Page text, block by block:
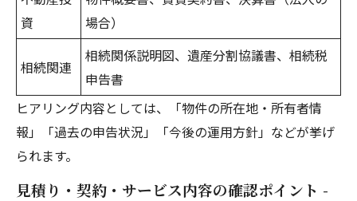
資
場合）
相続関連
相続関係説明図、遺産分割協議書、相続税
申告書
ヒアリング内容としては、「物件の所在地・所有者情
報」「過去の申告状況」「今後の運用方針」などが挙げ
られます。
見積り・契約・サービス内容の確認ポイント -